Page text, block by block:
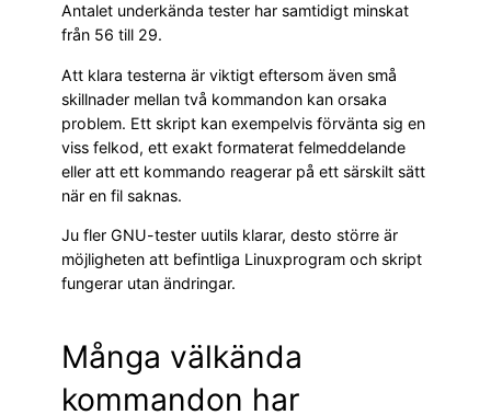
Antalet underkända tester har samtidigt minskat
från 56 till 29.
Att klara testerna är viktigt eftersom även små
skillnader mellan två kommandon kan orsaka
problem. Ett skript kan exempelvis förvänta sig en
viss felkod, ett exakt formaterat felmeddelande
eller att ett kommando reagerar på ett särskilt sätt
när en fil saknas.
Ju fler GNU-tester uutils klarar, desto större är
möjligheten att befintliga Linuxprogram och skript
fungerar utan ändringar.
Många välkända
kommandon har